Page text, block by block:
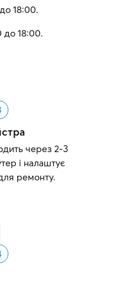
18:00.
до 18:00.
через 2-3
і налаштує
ремонту.